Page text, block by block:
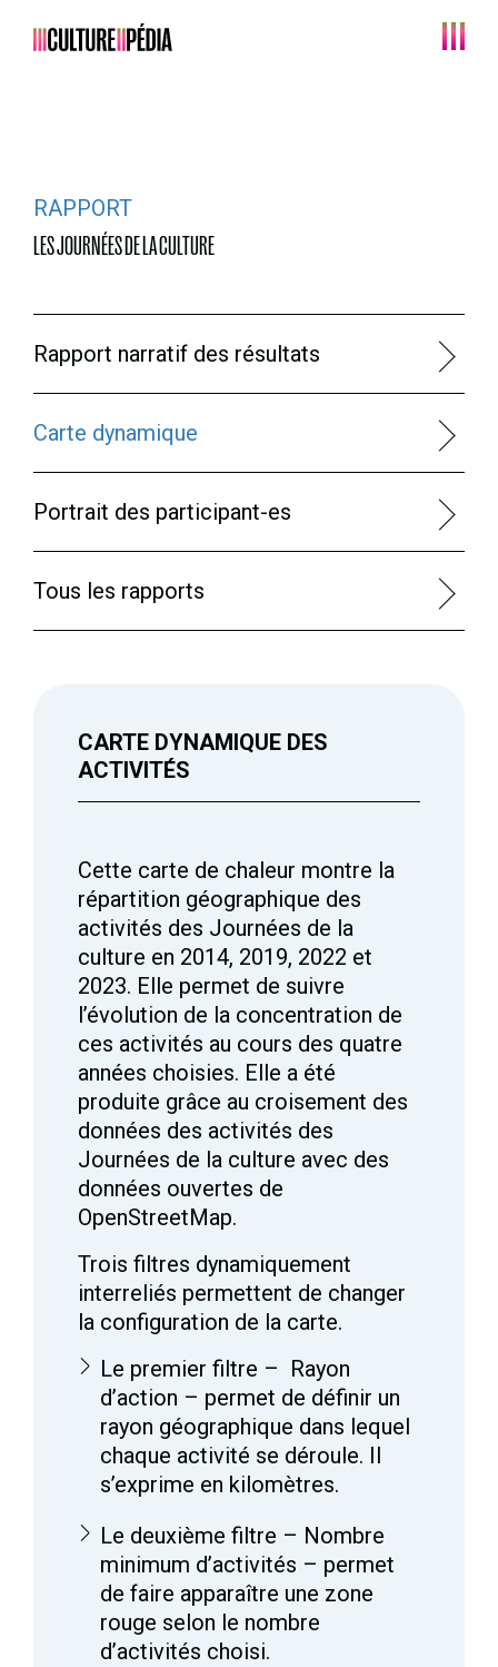
Main Navigation
RAPPORT
LES JOURNÉES DE LA CULTURE
Rapport narratif des résultats
Carte dynamique
Portrait des participant-es
Tous les rapports
CARTE DYNAMIQUE DES
ACTIVITÉS
Cette carte de chaleur montre la
répartition géographique des
activités des Journées de la
culture en 2014, 2019, 2022 et
2023. Elle permet de suivre
l’évolution de la concentration de
ces activités au cours des quatre
années choisies. Elle a été
produite grâce au croisement des
données des activités des
Journées de la culture avec des
données ouvertes de
OpenStreetMap.
Trois filtres dynamiquement
interreliés permettent de changer
la configuration de la carte.
Le premier filtre – Rayon
d’action – permet de définir un
rayon géographique dans lequel
chaque activité se déroule. Il
s’exprime en kilomètres.
Le deuxième filtre – Nombre
minimum d’activités – permet
de faire apparaître une zone
rouge selon le nombre
d’activités choisi.